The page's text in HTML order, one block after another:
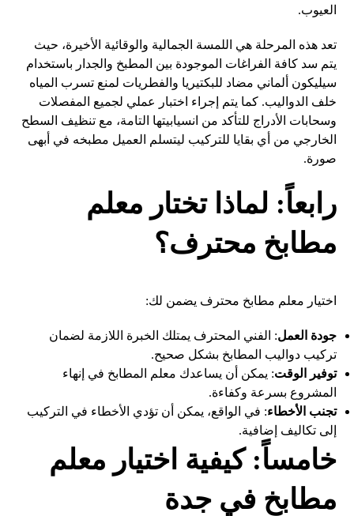
العيوب.
تعد هذه المرحلة هي اللمسة الجمالية والوقائية الأخيرة، حيث
يتم سد كافة الفراغات الموجودة بين المطبخ والجدار باستخدام
سيليكون ألماني مضاد للبكتيريا والفطريات لمنع تسرب المياه
خلف الدواليب. كما يتم إجراء اختبار عملي لجميع المفصلات
وسحابات الأدراج للتأكد من انسيابيتها التامة، مع تنظيف السطح
الخارجي من أي بقايا للتركيب ليتسلم العميل مطبخه في أبهى
صورة.
رابعاً: لماذا تختار معلم
مطابخ محترف؟
اختيار معلم مطابخ محترف يضمن لك:
جودة العمل: الفني المحترف يمتلك الخبرة اللازمة لضمان
تركيب دواليب المطابخ بشكل صحيح.
توفير الوقت: يمكن أن يساعدك معلم المطابخ في إنهاء
المشروع بسرعة وكفاءة.
تجنب الأخطاء: في الواقع، يمكن أن تؤدي الأخطاء في التركيب
إلى تكاليف إضافية.
خامساً: كيفية اختيار معلم
مطابخ في جدة